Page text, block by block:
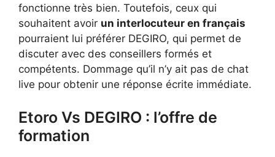
fonctionne très bien. Toutefois, ceux qui
souhaitent avoir un interlocuteur en français
pourraient lui préférer DEGIRO, qui permet de
discuter avec des conseillers formés et
compétents. Dommage qu’il n’y ait pas de chat
live pour obtenir une réponse écrite immédiate.
Etoro Vs DEGIRO : l’offre de
formation